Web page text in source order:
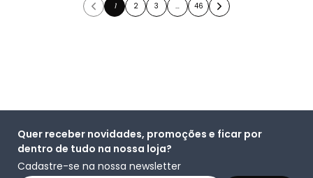
1 2 3 … 46
Quer receber novidades, promoções e ficar por
dentro de tudo na nossa loja?
Cadastre-se na nossa newsletter